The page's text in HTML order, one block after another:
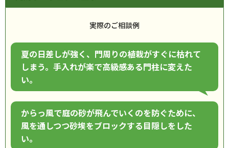
実際のご相談例
夏の日差しが強く、門周りの植栽がすぐに枯れて
しまう。手入れが楽で高級感ある門柱に変えた
い。
からっ風で庭の砂が飛んでいくのを防ぐために、
風を通しつつ砂埃をブロックする目隠しをした
い。